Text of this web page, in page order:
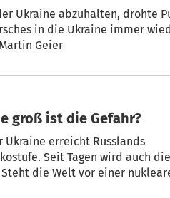
Ukraine abzuhalten, drohte
in die Ukraine immer
Geier
groß ist die Gefahr?
erreicht Russlands
Seit Tagen wird auch die
die Welt vor einer